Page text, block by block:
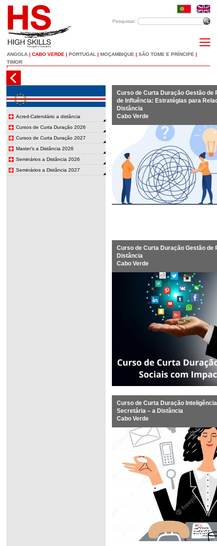
Pesquisar:
ANGOLA | CABO VERDE | PORTUGAL | MOÇAMBIQUE | SÃO TOME E PRÍNCIPE |
TIMOR
Acred-Calendário a distância
Cursos de Curta Duração 2026
Cursos de Curta Duração 2027
Master's a Distância 2026
Seminários a Distância 2026
Seminários a Distância 2027
Curso de Curta Duração Gestão
de Influência: Estratégias para
Distância
Cabo Verde
Curso de Curta Duração Gestão de
Distância
Cabo Verde
Curso de Curta Duração
Secretária – a Distância
Cabo Verde